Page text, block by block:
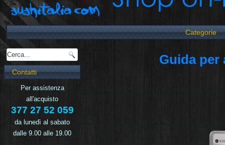
Categorie
Contatti
Per assistenza
all'acquisto
377 27 52 059
da lunedì al sabato
dalle 9.00 alle 19.00
Guida